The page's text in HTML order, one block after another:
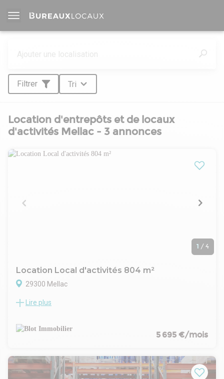
Filtrer Tri
Location d'entrepôts et de locaux
d'activités Mellac - 3 annonces
1 / 4
Location Local d'activités 804 m²
29300 Mellac
Secteur QUIMPERLÉ
élevé d'un étage sur rez-de-chaussée, comprenant :
- Sur la gauche un hall d'exposition, un bureau à l'étage, une
espace sanitaire, vestiaire, une cour fermée et une zone
couverte de stockage.
Lire plus
5 695 €/mois